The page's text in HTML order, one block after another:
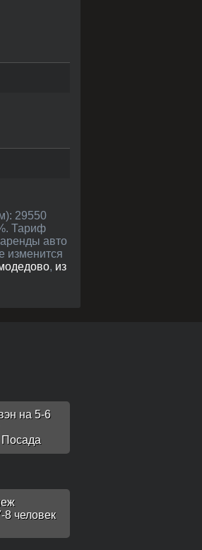
Тариф
авто
изменится
, из
на 5-6
Посада
8 человек